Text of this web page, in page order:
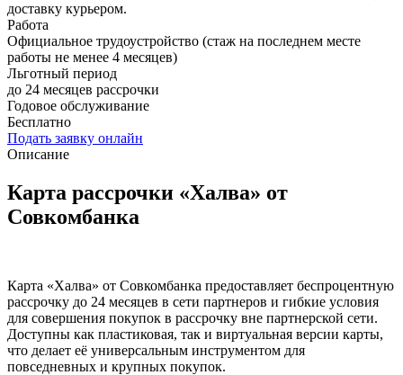
доставку курьером.
Работа
Официальное трудоустройство (стаж на последнем месте
работы не менее 4 месяцев)
Льготный период
до 24 месяцев рассрочки
Годовое обслуживание
Бесплатно
Подать заявку онлайн
Описание
Карта рассрочки «Халва» от
Совкомбанка
Карта «Халва» от Совкомбанка предоставляет беспроцентную
рассрочку до 24 месяцев в сети партнеров и гибкие условия
для совершения покупок в рассрочку вне партнерской сети.
Доступны как пластиковая, так и виртуальная версии карты,
что делает её универсальным инструментом для
повседневных и крупных покупок.